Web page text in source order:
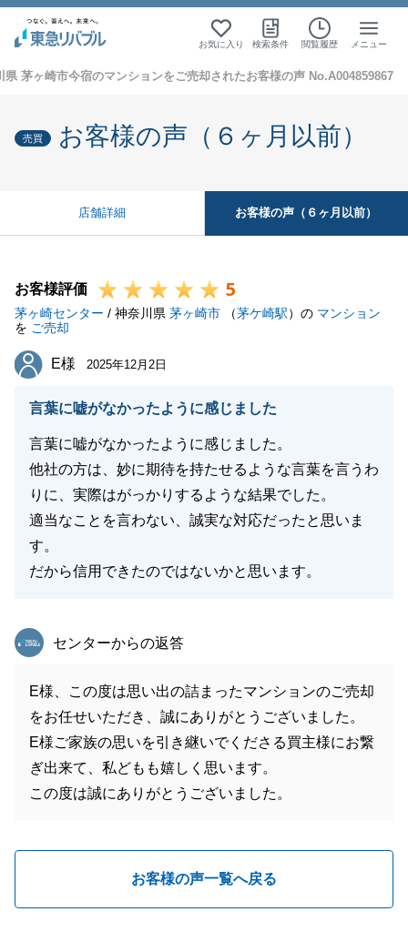
お気に入り 検索条件 閲覧履歴 メニュー
県 茅ヶ崎市今宿のマンションをご売却されたお客様の声 No.A004859867
売買 お客様の声（６ヶ月以前）
店舗詳細 お客様の声（６ヶ月以前）
お客様評価 5
茅ヶ崎センター / 神奈川県 茅ヶ崎市 （茅ケ崎駅）の マンション
を ご売却
E様
E様 2025年12月2日
言葉に嘘がなかったように感じました
言葉に嘘がなかったように感じました。
他社の方は、妙に期待を持たせるような言葉を言うわ
りに、実際はがっかりするような結果でした。
適当なことを言わない、誠実な対応だったと思いま
す。
だから信用できたのではないかと思います。
東急リバブル
センターからの返答
E様、この度は思い出の詰まったマンションのご売却
をお任せいただき、誠にありがとうございました。
E様ご家族の思いを引き継いでくださる買主様にお繋
ぎ出来て、私どもも嬉しく思います。
この度は誠にありがとうございました。
お客様の声一覧へ戻る